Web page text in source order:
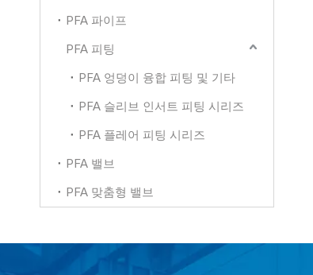
PFA 파이프
PFA 피팅
PFA 엉덩이 융합 피팅 및 기타
PFA 슬리브 인서트 피팅 시리즈
PFA 플레어 피팅 시리즈
PFA 밸브
PFA 맞춤형 밸브